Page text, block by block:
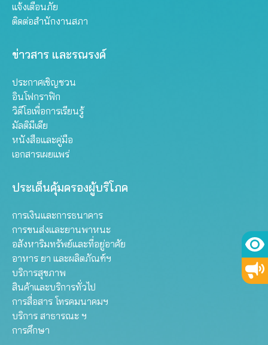
แจ้งเตือนภัย
ติดต่อสำนักงานสภา
ข่าวสาร และรณรงค์
ประกาศเชิญชวน
อินโฟกราฟิก
วิดีโอเพื่อการเรียนรู้
มัลติมีเดีย
หนังสือและคู่มือ
เอกสารเผยแพร่
ประเด็นคุ้มครองผู้บริโภค
การเงินและการธนาคาร
การขนส่งและยานพาหนะ
อสังหาริมทรัพย์และที่อยู่อาศัย
อาหาร ยา และผลิตภัณฑ์ฯ
บริการสุขภาพ
สินค้าและบริการทั่วไป
การสื่อสาร โทรคมนาคมฯ
บริการ สาธารณะ ฯ
การศึกษา